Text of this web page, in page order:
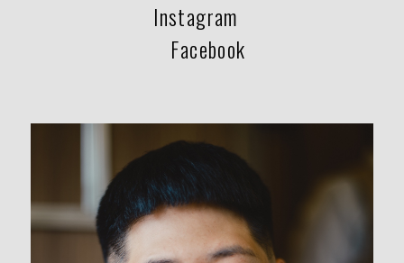
Instagram
Facebook